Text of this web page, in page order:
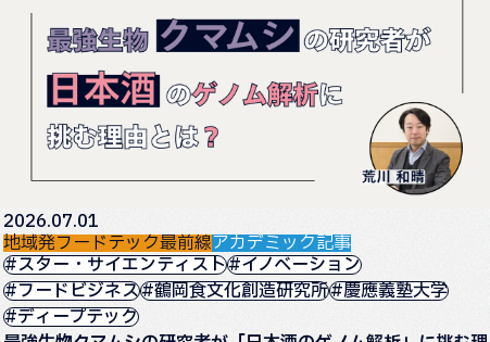
2026.07.01
地域発フードテック最前線アカデミック記事
#スター・サイエンティスト#イノベーション
#フードビジネス#鶴岡食文化創造研究所#慶應義塾大学
#ディープテック